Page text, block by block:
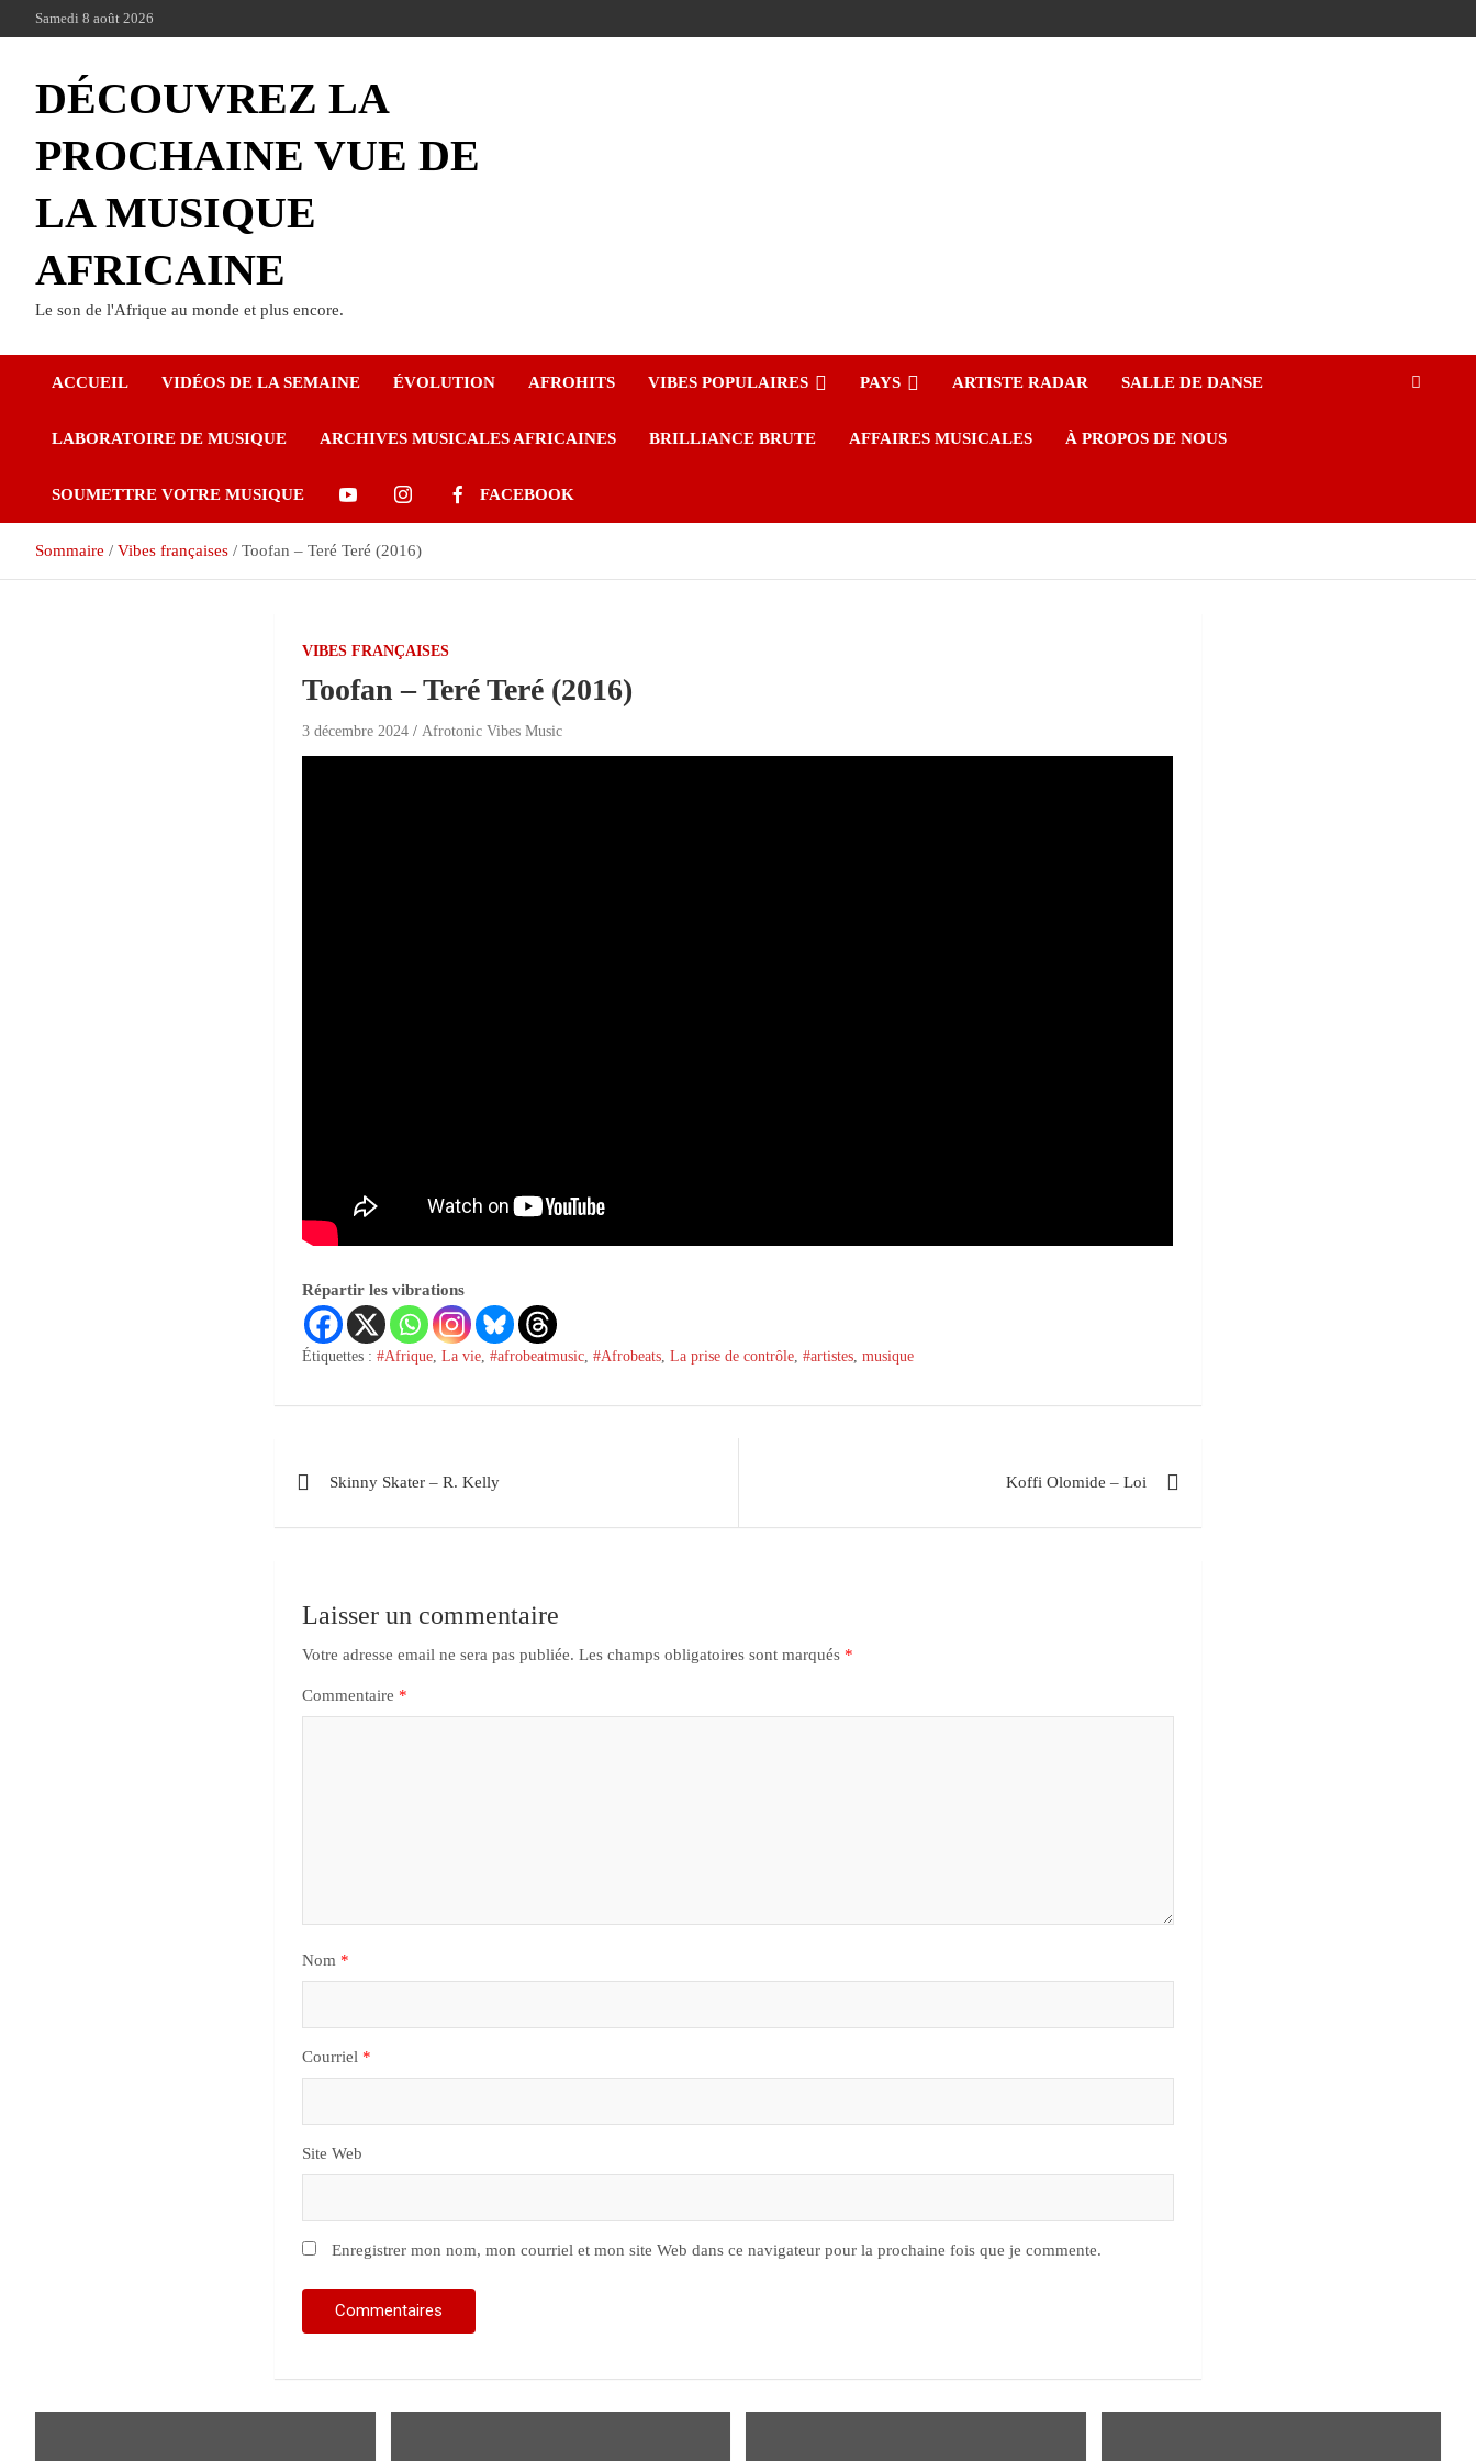
Samedi 8 août 2026
DÉCOUVREZ LA
PROCHAINE VUE DE
LA MUSIQUE
AFRICAINE
Le son de l'Afrique au monde et plus encore.
ACCUEIL VIDÉOS DE LA SEMAINE ÉVOLUTION AFROHITS VIBES POPULAIRES PAYS ARTISTE RADAR SALLE DE DANSE
LABORATOIRE DE MUSIQUE ARCHIVES MUSICALES AFRICAINES BRILLIANCE BRUTE AFFAIRES MUSICALES À PROPOS DE NOUS
SOUMETTRE VOTRE MUSIQUE FACEBOOK
Sommaire Vibes françaises Toofan – Teré Teré (2016)
VIBES FRANÇAISES
Toofan – Teré Teré (2016)
3 décembre 2024 Afrotonic Vibes Music
Répartir les vibrations
Étiquettes : #Afrique,La vie,#afrobeatmusic,#Afrobeats,La prise de contrôle,#artistes,musique
Skinny Skater – R. Kelly Koffi Olomide – Loi
Laisser un commentaire
Votre adresse email ne sera pas publiée. Les champs obligatoires sont marqués *
Commentaire *
Nom *
Courriel *
Site Web
Enregistrer mon nom, mon courriel et mon site Web dans ce navigateur pour la prochaine fois que je commente.